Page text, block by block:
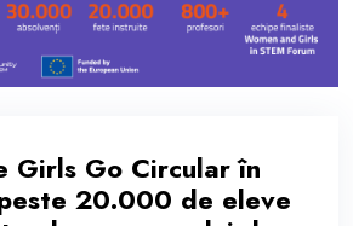
Girls Go Circular în
20.000 de eleve